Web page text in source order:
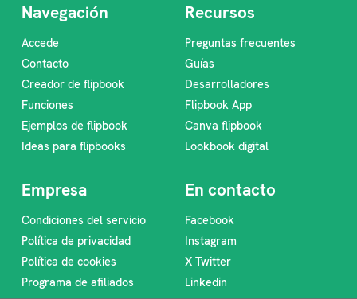
Navegación
Accede
Contacto
Creador de flipbook
Funciones
Ejemplos de flipbook
Ideas para flipbooks
Recursos
Preguntas frecuentes
Guías
Desarrolladores
Flipbook App
Canva flipbook
Lookbook digital
Empresa
Condiciones del servicio
Política de privacidad
Política de cookies
Programa de afiliados
En contacto
Facebook
Instagram
X Twitter
Linkedin